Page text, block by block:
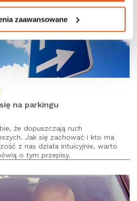
zaawansowane
na parkingu
że dopuszczają ruch
Jak się zachować i kto ma
z nas działa intuicyjnie, warto
o tym przepisy.